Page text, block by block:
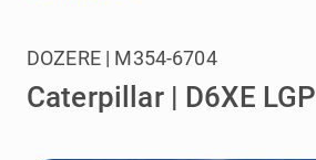
Caterpillar | D6XE LGP
DOZERE | M354-6704